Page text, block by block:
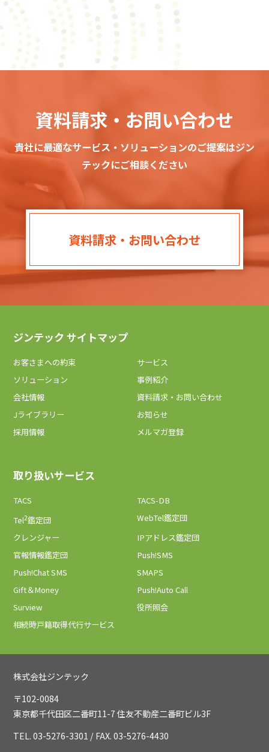
資料請求・お問い合わせ
貴社に最適なサービス・ソリューションのご提案はジン
テックにご相談ください
資料請求・お問い合わせ
ジンテック サイトマップ
お客さまへの約束
サービス
ソリューション
事例紹介
会社情報
資料請求・お問い合わせ
Jライブラリー
お知らせ
採用情報
メルマガ登録
取り扱いサービス
TACS
TACS-DB
Tel2鑑定団
WebTel鑑定団
クレンジャー
IPアドレス鑑定団
官報情報鑑定団
Push!SMS
Push!Chat SMS
SMAPS
Gift＆Money
Push!Auto Call
Surview
役所照会
相続時戸籍取得代行サービス
株式会社ジンテック
〒102-0084
東京都千代田区二番町11-7 住友不動産二番町ビル3F
TEL. 03-5276-3301 / FAX. 03-5276-4430